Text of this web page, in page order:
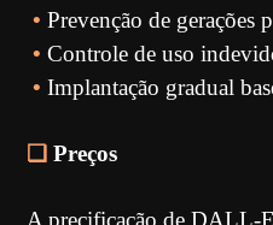
•Prevenção de gerações
•Controle de uso
•Implantação gradual
❏Preços
A precificação de DALL-